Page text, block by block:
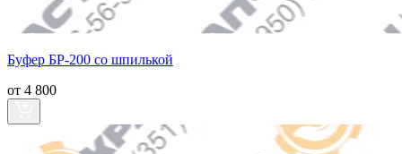
Буфер БР-200 со шпилькой
от 4 800